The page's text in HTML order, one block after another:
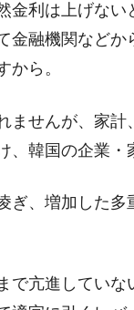
金利は上げな
金融機関など
から。
ませんが、家
、韓国の企業・
ぎ、増加した
で亢進していな